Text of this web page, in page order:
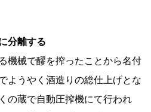
分離する
機械で醪を搾ったことから名付
ようやく酒造りの総仕上げとな
の蔵で自動圧搾機にて行われ